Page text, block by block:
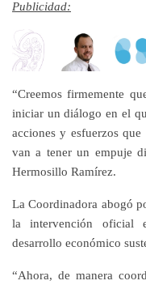
Publicidad:
“Creemos firmemente
iniciar un diálogo en el
acciones y esfuerzos
van a tener un empuje
Hermosillo Ramírez.
La Coordinadora abogó
la intervención oficial
desarrollo económico
“Ahora, de manera